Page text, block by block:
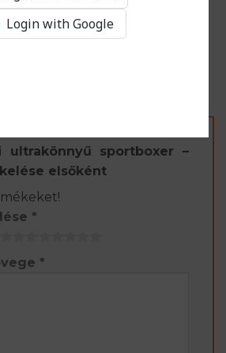
ultrakönnyű sportboxer –
elsőként
*
*
Login with Google